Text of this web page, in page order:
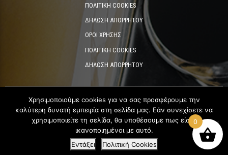
ΠΟΛΙΤΙΚΉ COOKIES
ΔΉΛΩΣΗ ΑΠΟΡΡΉΤΟΥ
ΌΡΟΙ ΧΡΉΣΗΣ
ΠΟΛΙΤΙΚΉ COOKIES
ΔΉΛΩΣΗ ΑΠΟΡΡΉΤΟΥ
©2023Coffee Expert Group of companies. All rights reserved.
Powered byVNG Digital Group
0
Χρησιμοποιούμε cookies για να σας προσφέρουμε την
καλύτερη δυνατή εμπειρία στη σελίδα μας. Εάν συνεχίσετε να
χρησιμοποιείτε τη σελίδα, θα υποθέσουμε πως είστε
ικανοποιημένοι με αυτό.
Εντάξει
Πολιτική Cookies